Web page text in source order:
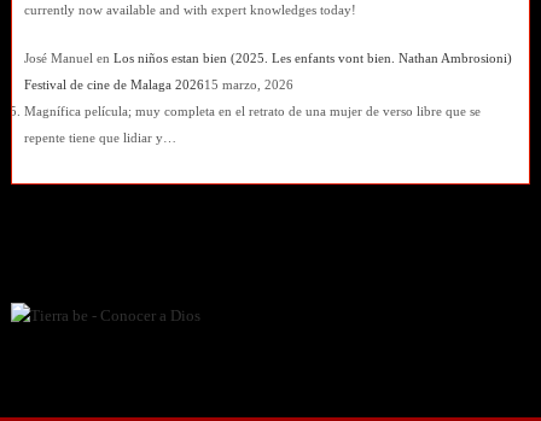
currently now available and with expert knowledges today!
José Manuel en Los niños estan bien (2025. Les enfants vont bien. Nathan Ambrosioni)
Festival de cine de Malaga 202615 marzo, 2026
Magnífica película; muy completa en el retrato de una mujer de verso libre que se
repente tiene que lidiar y…